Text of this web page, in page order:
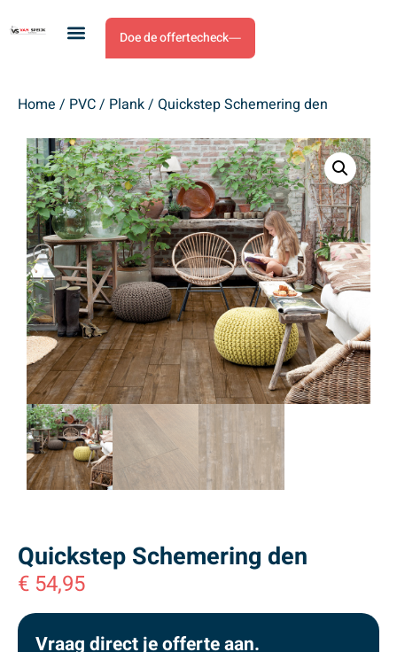
Doe de offertecheck
Home / PVC/ Plank/ Quickstep Schemering den
Quickstep Schemering den
€ 54,95
Vraag direct je offerte aan.